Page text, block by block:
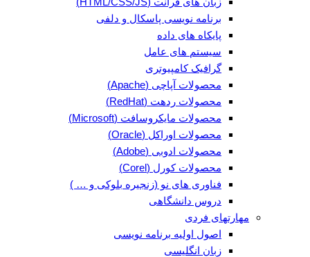
برنامه نویسی پاسکال و دلفی
پایکاه های داده
سیستم های عامل
گرافیک کامپیوتری
محصولات آپاچی (Apache)
محصولات ردهت (RedHat)
محصولات مایکروسافت (Microsoft)
محصولات اوراکل (Oracle)
محصولات ادوبی (Adobe)
محصولات کورل (Corel)
فناوری های نو (زنجیره بلوکی و … )
دروس دانشگاهی
مهارتهای فردی
اصول اولیه برنامه نویسی
زبان انگلیسی